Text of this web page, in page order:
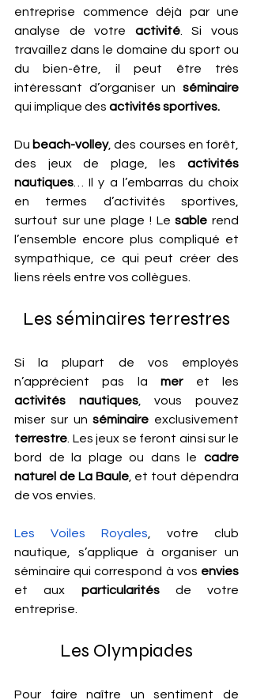
entreprise commence déjà par une
analyse de votre activité. Si vous
travaillez dans le domaine du sport ou
du bien-être, il peut être très
intéressant d’organiser un séminaire
qui implique des activités sportives.
Du beach-volley, des courses en forêt,
des jeux de plage, les activités
nautiques … Il y a l’embarras du choix
en termes d’activités sportives,
surtout sur une plage ! Le sable rend
l’ensemble encore plus compliqué et
sympathique, ce qui peut créer des
liens réels entre vos collègues.
Les séminaires terrestres
Si la plupart de vos employés
n’apprécient pas la mer
activités nautiques, vous pouvez
miser sur un séminaire
terrestre . Les jeux se feront ainsi sur le
bord de la plage ou dans le cadre
naturel de La Baule, et tout dépendra
de vos envies.
Les Voiles Royales , votre club
nautique, s’applique à organiser un
séminaire qui correspond à vos envies
et aux particularités de votre
entreprise.
Les Olympiades